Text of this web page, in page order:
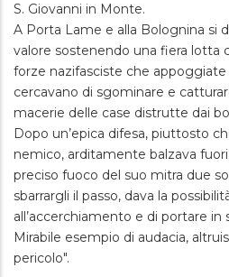
S. Giovanni in Monte.
A Porta Lame e alla Bolognina si
valore sostenendo una fiera lotta
forze nazifasciste che
cercavano di sgominare e
macerie delle case distrutte dai
Dopo un’epica difesa, piuttosto
nemico, arditamente balzava
preciso fuoco del suo mitra due
sbarrargli il passo, dava la
all’accerchiamento e di portare in
Mirabile esempio di audacia,
pericolo".